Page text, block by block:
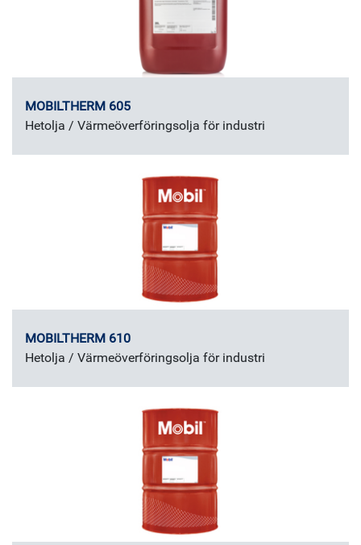
MOBILTHERM 605
Hetolja / Värmeöverföringsolja för industri
MOBILTHERM 610
Hetolja / Värmeöverföringsolja för industri